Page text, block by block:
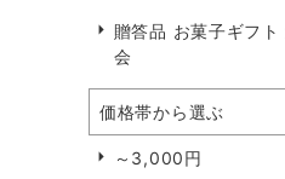
贈答品 お菓子ギフト
会
価格帯から選ぶ
～3,000円